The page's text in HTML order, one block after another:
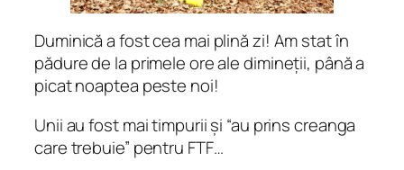
Duminică a fost cea mai plină zi! Am stat în
pădure de la primele ore ale dimineții, până a
picat noaptea peste noi!
Unii au fost mai timpurii și “au prins creanga
care trebuie” pentru FTF…